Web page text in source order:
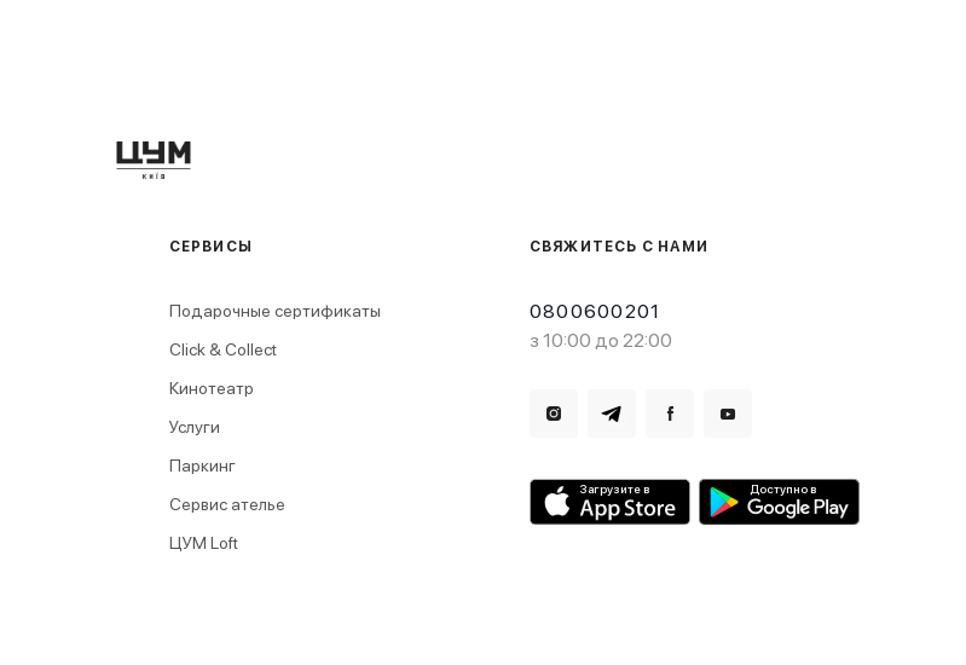
СВЯЖИТЕСЬ С НАМИ
0800600201
з 10:00 до 22:00
СЕРВИСЫ
Подарочные сертификаты
Click & Collect
Кинотеатр
Услуги
Паркинг
Сервис ателье
ЦУМ Loft